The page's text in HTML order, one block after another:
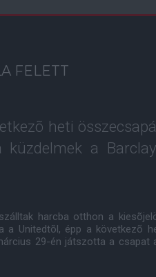
FELETT
heti
a
harcba otthon a
a Unitedtõl, épp a következõ
29-én játszotta a csapat